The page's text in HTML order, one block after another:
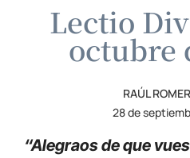
Lectio
octubre
RAÚL
28 de
“Alegraos de que